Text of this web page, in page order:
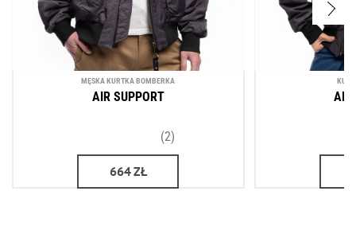
MĘSKA KURTKA BOMBERKA
AIR SUPPORT
(2)
664ZŁ
AIR